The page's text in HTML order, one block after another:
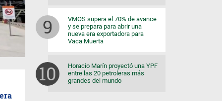
VMOS supera el 70% de avance
y se prepara para abrir una
nueva era exportadora para
Vaca Muerta
Horacio Marín proyectó una YPF
entre las 20 petroleras más
grandes del mundo